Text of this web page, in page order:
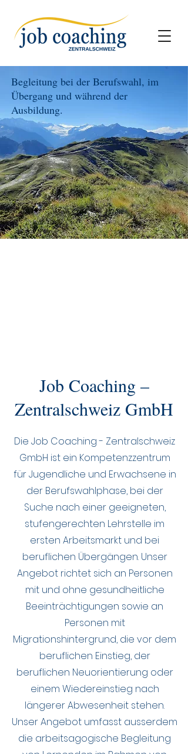
Begleitung bei der Berufswahl, im
Übergang und während der
Ausbildung.
Job Coaching –
Zentralschweiz GmbH
Die Job Coaching - Zentralschweiz
GmbH ist ein Kompetenzzentrum
für Jugendliche und Erwachsene in
der Berufswahlphase, bei der
Suche nach einer geeigneten,
stufengerechten Lehrstelle im
ersten Arbeitsmarkt und bei
beruflichen Übergängen. Unser
Angebot richtet sich an Personen
mit und ohne gesundheitliche
Beeinträchtigungen sowie an
Personen mit
Migrationshintergrund, die vor dem
beruflichen Einstieg, der
beruflichen Neuorientierung oder
einem Wiedereinstieg nach
längerer Abwesenheit stehen.
Unser Angebot umfasst ausserdem
die arbeitsagogische Begleitung